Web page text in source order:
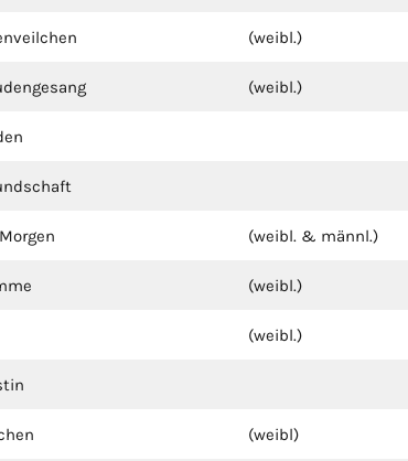
(weibl.)
(weibl.)
(weibl. & männl.)
(weibl.)
(weibl.)
(weibl)